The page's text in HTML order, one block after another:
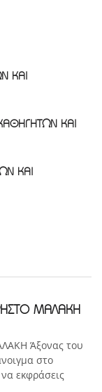
ΚΑΙ
ΚΑΙ
ΚΑΙ
ΜΑΛΑΚΗ
Άξονας του
στο
εκφράσεις